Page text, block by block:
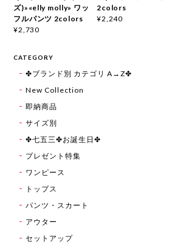
ズ)»«elly molly» ワッ
フルパンツ 2colors
¥2,730
2colors
¥2,240
CATEGORY
✤ブランド別 カテゴリ A→Z✤
New Collection
即納商品
サイズ別
✤七五三✤お誕生日✤
プレゼント特集
ワンピース
トップス
パンツ・スカート
アウター
セットアップ